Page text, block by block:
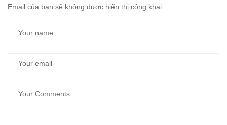
Email của bạn sẽ không được hiển thị công khai.